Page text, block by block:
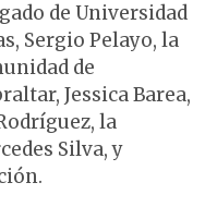
de Universidad
Sergio Pelayo, la
de
Jessica Barea,
la
Silva, y